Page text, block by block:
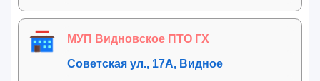
МУП Видновское ПТО ГХ
Советская ул., 17А, Видное